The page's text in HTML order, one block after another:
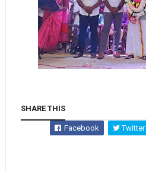
SHARE THIS
Facebook Twitter